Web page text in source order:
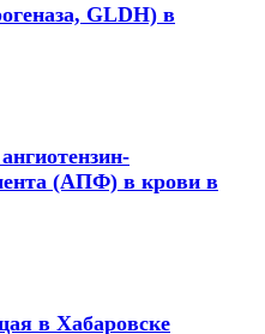
GLDH) в
(АПФ) в крови в
в Хабаровске